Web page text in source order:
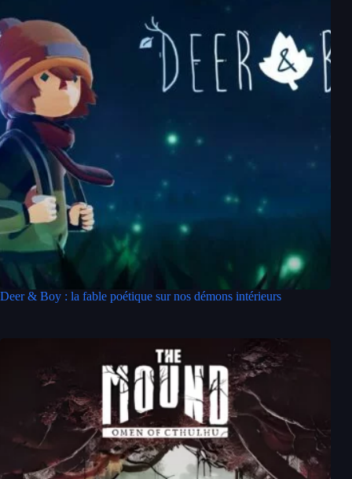
Deer & Boy : la fable poétique sur nos démons intérieurs